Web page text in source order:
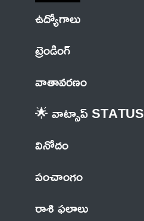
ఉద్యోగాలు
ట్రెండింగ్
వాతావరణం
🌟 వాట్సాప్ STATUS
వినోదం
పంచాంగం
రాశి ఫలాలు